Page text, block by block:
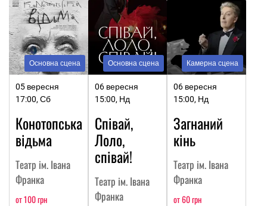
Основна сцена
05 вересня
17:00, Сб
Конотопська
відьма
Театр ім. Івана
Франка
от 100 грн
Основна сцена
06 вересня
15:00, Нд
Співай,
Лоло,
співай!
Театр ім. Івана
Франка
Камерна сцена
06 вересня
15:00, Нд
Загнаний
кінь
Театр ім. Івана
Франка
от 60 грн